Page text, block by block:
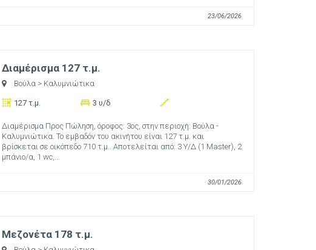
23/06/2026
Διαμέρισμα 127 τ.μ.
Βούλα > Καλυμνιώτικα
127 τ.μ. 3 υ/δ
Διαμέρισμα Προς Πώληση, όροφος: 3ος, στην περιοχή: Βούλα -
Καλυμνιώτικα. Το εμβαδόν του ακινήτου είναι 127 τ.μ. και
βρίσκεται σε οικόπεδο 710 τ.μ.. Αποτελείται από: 3 Υ/Δ (1 Master), 2
μπάνιο/α, 1 wc,...
30/01/2026
Μεζονέτα 178 τ.μ.